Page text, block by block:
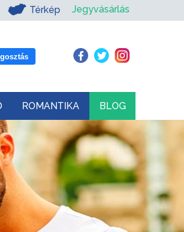
Térkép Jegyvásárlás
ROMANTIKA BLOG